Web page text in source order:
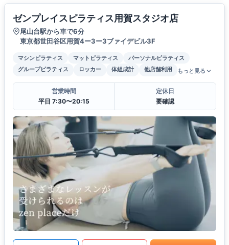
ゼンプレイスピラティス用賀スタジオ店
尾山台駅から車で6分
東京都世田谷区用賀4ー3ー3ブァイデビル3F
マシンピラティス マットピラティス
パーソナルピラティス
グループピラティス
ロッカー 体組成計 他店舗利用 もっと見る
営業時間
平日 7:30〜20:15
定休日
要確認